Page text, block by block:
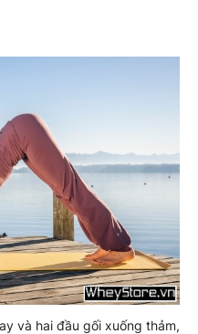
và hai đầu gối xuống thảm,